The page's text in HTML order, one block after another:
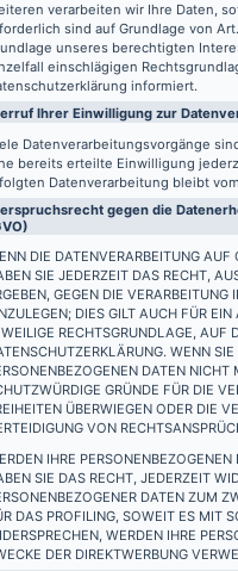
verarbeiten wir Ihre Daten,
sind auf Grundlage von
unseres berechtigten
einschlägigen
informiert.
Ihrer Einwilligung zur
Datenverarbeitungsvorgänge
bereits erteilte Einwilligung
Datenverarbeitung bleibt
gegen die
DIE DATENVERARBEITUNG
SIE JEDERZEIT DAS RECHT,
GEGEN DIE
DIES GILT AUCH FÜR
RECHTSGRUNDLAGE, AUF
WENN
DATEN
GRÜNDE FÜR DIE
ÜBERWIEGEN ODER DIE
VON
IHRE
SIE DAS RECHT, JEDERZEIT
DATEN ZUM
DAS PROFILING, SOWEIT ES MIT
WERDEN IHRE
DER DIREKTWERBUNG